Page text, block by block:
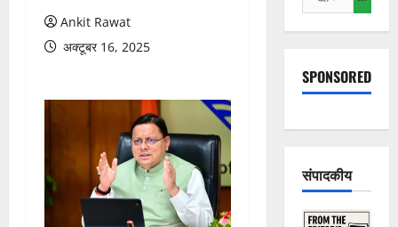
Ankit Rawat
अक्टूबर 16, 2025
को
खोजें:
SPONSORED
संपादकीय